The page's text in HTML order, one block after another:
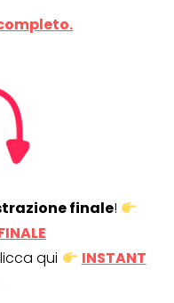
finale!
qui
INSTANT